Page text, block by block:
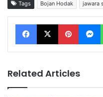
Tags Bojan Hodak jawara
Facebook X Pinterest Messenger
Related Articles